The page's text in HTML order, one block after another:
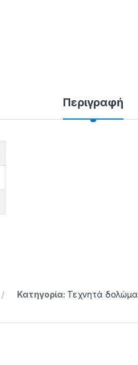
Περιγραφή
Κατηγορία: Τεχνητά